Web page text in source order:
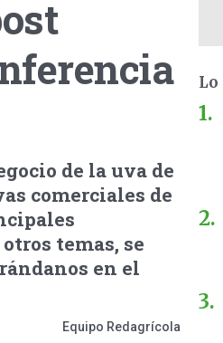
de la uva de
comerciales de
temas, se
en el
Equipo Redagrícola
Lo